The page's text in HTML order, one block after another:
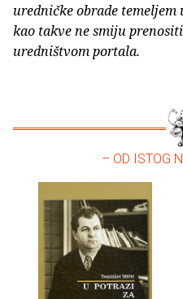
uredničke obrade
kao takve ne smiju
uredništvom portala.
– OD ISTOG